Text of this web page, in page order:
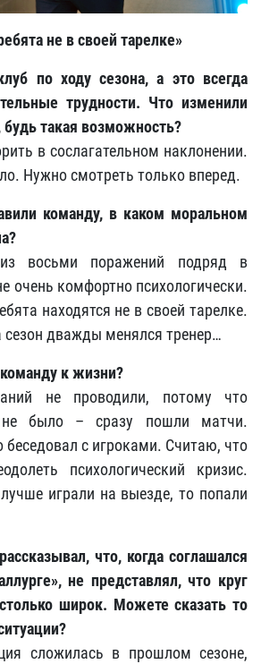
не в своей тарелке»
по ходу сезона, а это всегда
трудности. Что изменили
такая возможность?
в сослагательном наклонении.
Нужно смотреть только вперед.
команду, в каком моральном
восьми поражений подряд в
очень комфортно психологически.
находятся не в своей тарелке.
сезон дважды менялся тренер…
к жизни?
не проводили, потому что
не было – сразу пошли матчи.
беседовал с игроками. Считаю, что
психологический кризис.
играли на выезде, то попали
что, когда соглашался
не представлял, что круг
широк. Можете сказать то
сложилась в прошлом сезоне,